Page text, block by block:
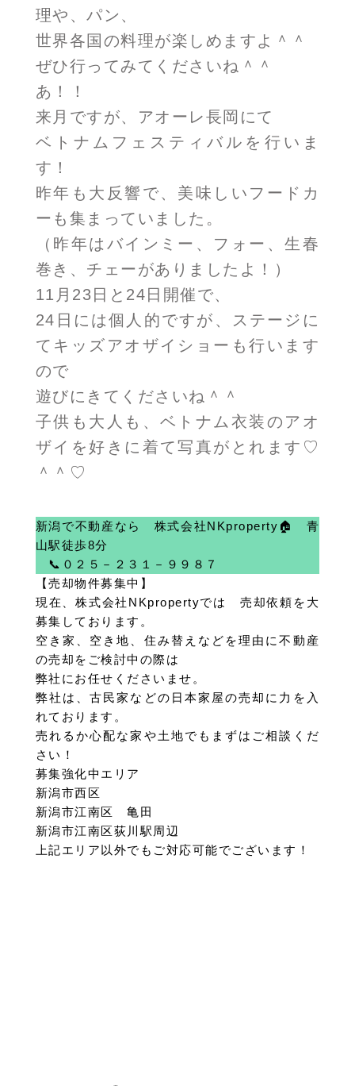
理や、パン、
世界各国の料理が楽しめますよ＾＾
ぜひ行ってみてくださいね＾＾
あ！！
来月ですが、アオーレ長岡にて
ベトナムフェスティバルを行いま
す！
昨年も大反響で、美味しいフードカ
ーも集まっていました。
（昨年はバインミー、フォー、生春
巻き、チェーがありましたよ！）
11月23日と24日開催で、
24日には個人的ですが、ステージに
てキッズアオザイショーも行います
ので
遊びにきてくださいね＾＾
子供も大人も、ベトナム衣装のアオ
ザイを好きに着て写真がとれます♡
＾＾♡
新潟で不動産なら 株式会社NKproperty🏠 青
山駅徒歩8分
📞０２５－２３１－９９８７
【売却物件募集中】
現在、株式会社NKpropertyでは 売却依頼を大
募集しております。
空き家、空き地、住み替えなどを理由に不動産
の売却をご検討中の際は
弊社にお任せくださいませ。
弊社は、古民家などの日本家屋の売却に力を入
れております。
売れるか心配な家や土地でもまずはご相談くだ
さい！
募集強化中エリア
新潟市西区
新潟市江南区 亀田
新潟市江南区荻川駅周辺
上記エリア以外でもご対応可能でございます！